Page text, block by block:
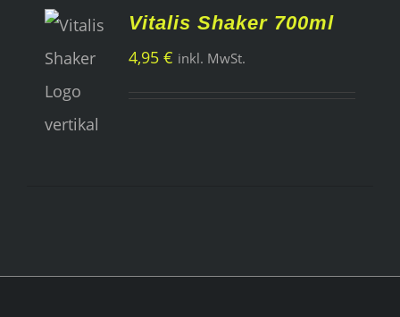
Vitalis Shaker 700ml
4,95 € inkl. MwSt.